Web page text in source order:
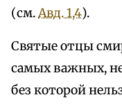
(см.Авд. 1,4).
Святые отцы
самых важных,
без которой